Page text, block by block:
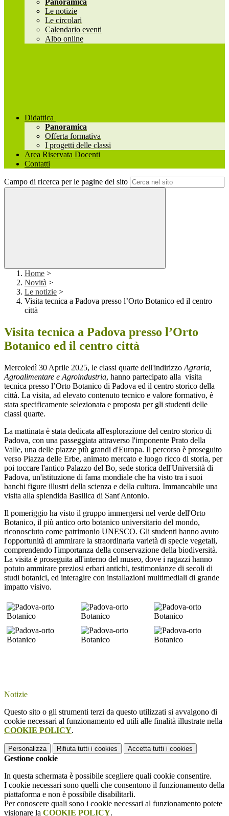
Panoramica
Le notizie
Le circolari
Calendario eventi
Albo online
Didattica
Panoramica
Offerta formativa
I progetti delle classi
Area Riservata Docenti
Contatti
Campo di ricerca per le pagine del sito
Home >
Novità >
Le notizie >
Visita tecnica a Padova presso l’Orto Botanico ed il centro
città
Visita tecnica a Padova presso l’Orto
Botanico ed il centro città
Mercoledì 30 Aprile 2025, le classi quarte dell'indirizzo Agraria,
Agroalimentare e Agroindustria, hanno partecipato alla visita
tecnica presso l’Orto Botanico di Padova ed il centro storico della
città. La visita, ad elevato contenuto tecnico e valore formativo, è
stata specificamente selezionata e proposta per gli studenti delle
classi quarte.
La mattinata è stata dedicata all'esplorazione del centro storico di
Padova, con una passeggiata attraverso l'imponente Prato della
Valle, una delle piazze più grandi d'Europa. Il percorso è proseguito
verso Piazza delle Erbe, animato mercato e luogo ricco di storia, per
poi toccare l'antico Palazzo del Bo, sede storica dell'Università di
Padova, un'istituzione di fama mondiale che ha visto tra i suoi
banchi figure illustri della scienza e della cultura. Immancabile una
visita alla splendida Basilica di Sant'Antonio.
Il pomeriggio ha visto il gruppo immergersi nel verde dell'Orto
Botanico, il più antico orto botanico universitario del mondo,
riconosciuto come patrimonio UNESCO. Gli studenti hanno avuto
l'opportunità di ammirare la straordinaria varietà di specie vegetali,
comprendendo l'importanza della conservazione della biodiversità.
La visita è proseguita all'interno del museo, dove i ragazzi hanno
potuto ammirare preziosi erbari antichi, testimonianze di secoli di
studi botanici, ed interagire con installazioni multimediali di grande
impatto visivo.
Notizie
Questo sito o gli strumenti terzi da questo utilizzati si avvalgono di
cookie necessari al funzionamento ed utili alle finalità illustrate nella
COOKIE POLICY.
Personalizza Rifiuta tutti i cookies Accetta tutti i cookies
Gestione cookie
In questa schermata è possibile scegliere quali cookie consentire.
I cookie necessari sono quelli che consentono il funzionamento della
piattaforma e non è possibile disabilitarli.
Per conoscere quali sono i cookie necessari al funzionamento potete
visionare la COOKIE POLICY.